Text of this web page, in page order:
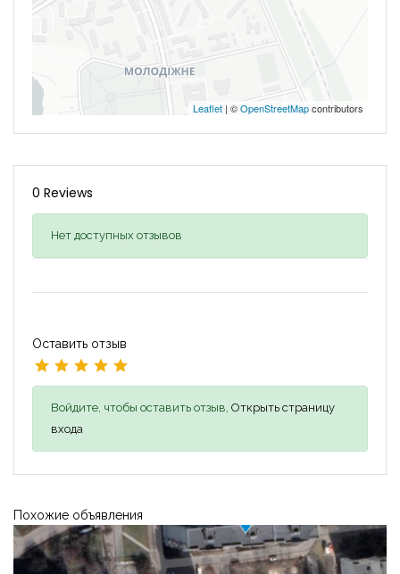
Leaflet | ©OpenStreetMapcontributors
0 Reviews
Нет доступных отзывов
Оставить отзыв
Войдите, чтобы оставить отзыв, Открыть страницу
входа
Похожие объявления